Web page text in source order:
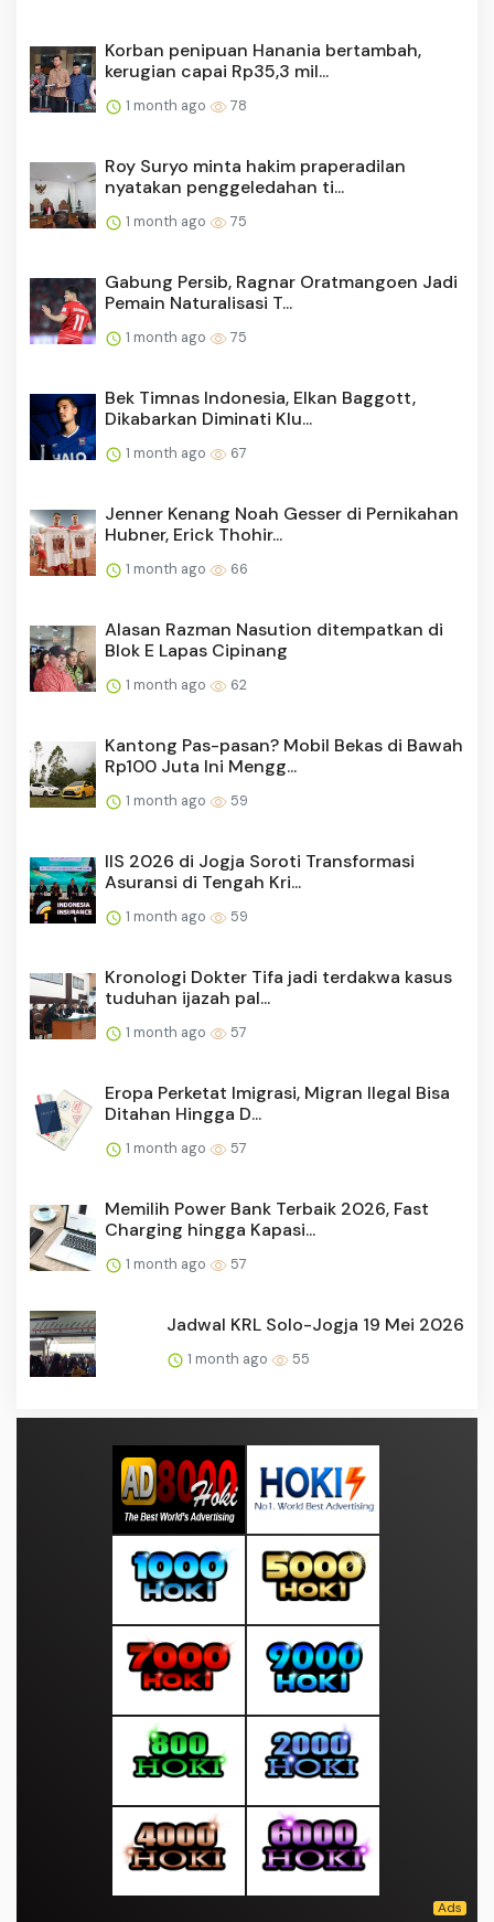
Korban penipuan Hanania bertambah,
kerugian capai Rp35,3 mil...
1 month ago 78
Roy Suryo minta hakim praperadilan
nyatakan penggeledahan ti...
1 month ago 75
Gabung Persib, Ragnar Oratmangoen Jadi
Pemain Naturalisasi T...
1 month ago 75
Bek Timnas Indonesia, Elkan Baggott,
Dikabarkan Diminati Klu...
1 month ago 67
Jenner Kenang Noah Gesser di Pernikahan
Hubner, Erick Thohir...
1 month ago 66
Alasan Razman Nasution ditempatkan di
Blok E Lapas Cipinang
1 month ago 62
Kantong Pas-pasan? Mobil Bekas di Bawah
Rp100 Juta Ini Mengg...
1 month ago 59
IIS 2026 di Jogja Soroti Transformasi
Asuransi di Tengah Kri...
1 month ago 59
Kronologi Dokter Tifa jadi terdakwa kasus
tuduhan ijazah pal...
1 month ago 57
Eropa Perketat Imigrasi, Migran Ilegal Bisa
Ditahan Hingga D...
1 month ago 57
Memilih Power Bank Terbaik 2026, Fast
Charging hingga Kapasi...
1 month ago 57
Jadwal KRL Solo-Jogja 19 Mei 2026
1 month ago 55